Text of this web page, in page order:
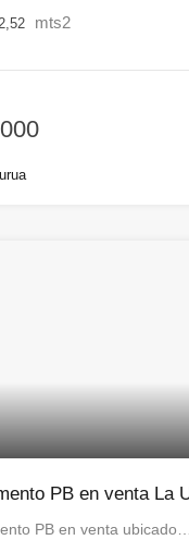
mts2
PB en venta La
PB en venta ubicado…